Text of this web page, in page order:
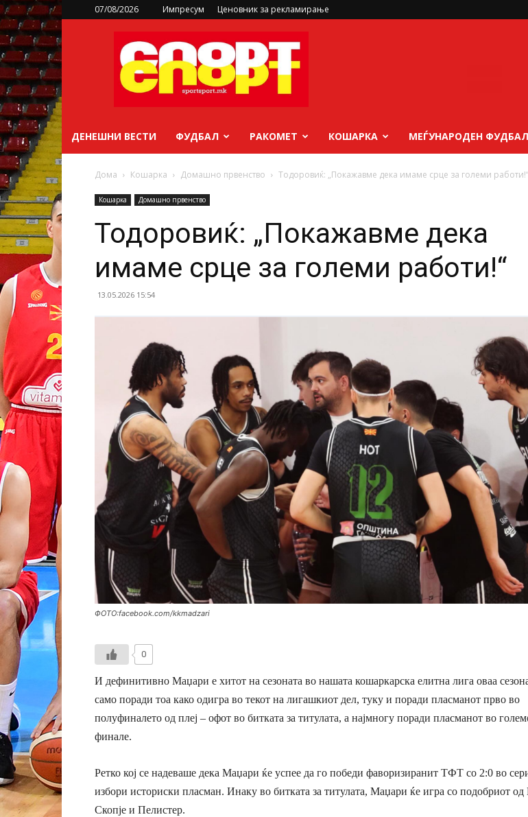
07/08/2026 Импресум Ценовник за рекламирање
sportsport.mk
ДЕНЕШНИ ВЕСТИ ФУДБАЛ РАКОМЕТ КОШАРКА МЕЃУНАРОДЕН ФУДБАЛ
Дома Кошарка Домашно првенство Тодоровиќ: „Покажавме дека имаме срце за големи работи!“
Кошарка Домашно првенство
Тодоровиќ: „Покажавме дека
имаме срце за големи работи!“
13.05.2026 15:54
ФОТО:facebook.com/kkmadzari
0
И дефинитивно Маџари е хитот на сезоната во нашата кошаркарска елитна лига оваа
само поради тоа како одигра во текот на лигашкиот дел, туку и поради пласманот прво во
полуфиналето од плеј – офот во битката за титулата, а најмногу поради пласманот во
финале.
Ретко кој се надеваше дека Маџари ќе успее да го победи фаворизиранит ТФТ со 2:0 во
избори историски пласман. Инаку во битката за титулата, Маџари ќе игра со подобриот
Скопје и Пелистер.